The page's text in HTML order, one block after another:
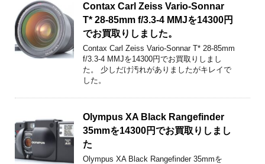
Contax Carl Zeiss Vario-Sonnar
T* 28-85mm f/3.3-4 MMJを14300円
でお買取りしました。
Contax Carl Zeiss Vario-Sonnar T* 28-85mm
f/3.3-4 MMJを14300円でお買取りしまし
た。 少しだけ汚れがありましたがキレイで
した。
Olympus XA Black Rangefinder
35mmを14300円でお買取りしまし
た
Olympus XA Black Rangefinder 35mmを